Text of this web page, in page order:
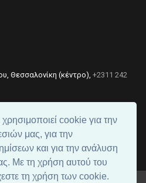
cookie για την
μας, για την
και για την ανάλυση
Με τη χρήση αυτού του
τη χρήση των cookie.
Θεσσαλονίκη (κέντρο), +2311 242